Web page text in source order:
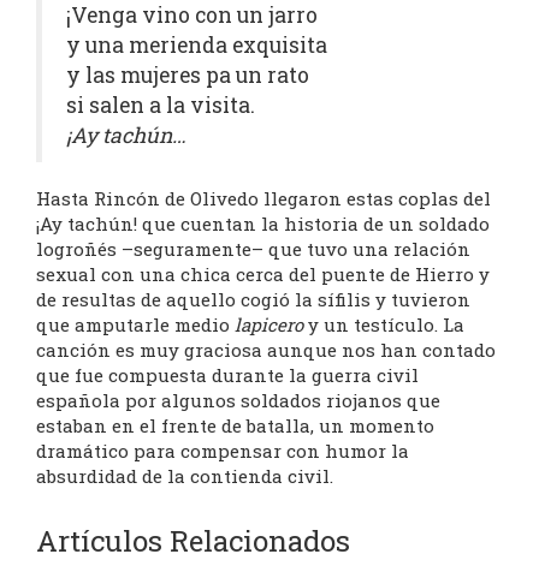
¡Venga vino con un jarro
y una merienda exquisita
y las mujeres pa un rato
si salen a la visita.
¡Ay tachún…
Hasta Rincón de Olivedo llegaron estas coplas del
¡Ay tachún! que cuentan la historia de un soldado
logroñés –seguramente– que tuvo una relación
sexual con una chica cerca del puente de Hierro y
de resultas de aquello cogió la sífilis y tuvieron
que amputarle medio lapiceroy un testículo. La
canción es muy graciosa aunque nos han contado
que fue compuesta durante la guerra civil
española por algunos soldados riojanos que
estaban en el frente de batalla, un momento
dramático para compensar con humor la
absurdidad de la contienda civil.
Artículos Relacionados